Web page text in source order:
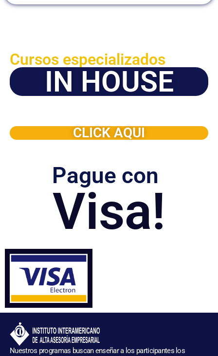
Cursos especializados
IN HOUSE
CLICK AQUI
Pague con
Visa!
Nuestros programas buscan enseñar a los participantes los